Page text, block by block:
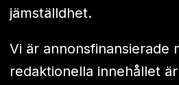
jämställdhet.
Vi är annonsfinansierade
redaktionella innehållet